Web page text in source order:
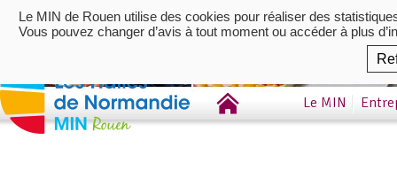
Le MIN
Le MIN de Rouen utilise des cookies pour réaliser des
Vous pouvez changer d’avis à tout moment ou accéder à plus